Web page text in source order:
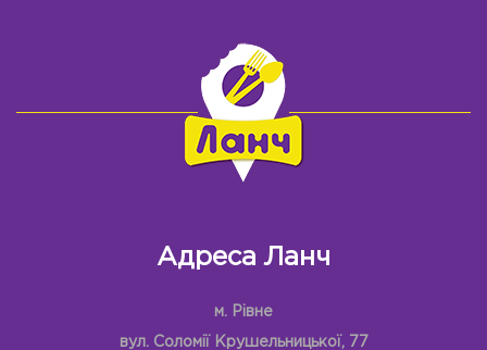
Адреса Ланч
м. Рівне
вул. Соломії Крушельницької, 77